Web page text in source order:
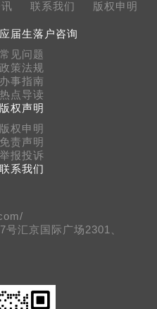
联系我们 版权申明
应届生落户咨询
常见问题
政策法规
办事指南
热点导读
版权声明
版权申明
免责声明
举报投诉
联系我们
汇京国际广场2301、